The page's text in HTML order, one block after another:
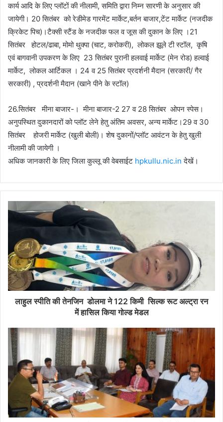
कार्य आदि के लिए प्लॉटों की नीलामी, समिति द्वारा निम्न सारणी के अनुसार की
जायेगी। 20 सितंबर को रेडीमेड गारमेंट मार्केट,बर्तन बाजार,टेंट मार्केट (नजदीक
क्रिकेट पिच)।टैक्सी स्टैंड के नजदीक फल व जूस की दुकान के लिए ।21
सितंबर होटल/ढाबा, मोमो थुक्पा (चाट, करोकरी), लोकल झूले टी स्टॉल, कृषि
एवं बागवानी उपकरण के लिए 23 सितंबर पुरानी हलवाई मार्केट (मेन रोड) हल्वाई
मार्केट, लोकल आर्टिकल । 24 व 25 सितंबर प्रदर्शनी मैदान (सरकारी/ गैर
सरकारी) , प्रदर्शनी मैदान (खाने पीने के स्टॉल)
26.सितंबर मीना बाजार-। मीना बाजार-2 27 व 28 सितंबर ओपन स्पेस।
अनुपस्थित दुकानदारों को प्लॉट लेने हेतु अंतिम अवसर, अन्य मार्केट।29 व 30
सितंबर होजरी मार्केट (खुली बोली)। शेष दुकानों/प्लॉट आवंटन के हेतु खुली
नीलामी की जायेगी ।
अधिक जानकारी के लिए जिला कुल्लू की वेबसाईट hpkullu.nic.in देखें।
लाहुल स्पीति की तेनजिन डोलमा ने 122 किमी सिल्क रूट अल्ट्रा रन
में हासिल किया गोल्ड मेडल